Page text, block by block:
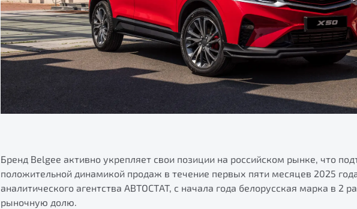
Бренд Belgee активно укрепляет свои позиции на российском рынке, что
положительной динамикой продаж в течение первых пяти месяцев 2025
аналитического агентства АВТОСТАТ, с начала года белорусская марка в 2
рыночную долю.